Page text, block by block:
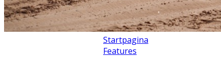
Startpagina
Features